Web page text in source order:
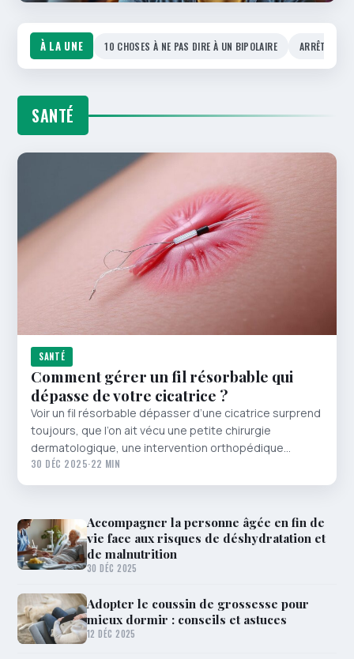
À LA UNE 10 CHOSES À NE PAS DIRE À UN BIPOLAIRE ARRÊT DU
SANTÉ
SANTÉ
Comment gérer un fil résorbable qui
dépasse de votre cicatrice ?
Voir un fil résorbable dépasser d’une cicatrice surprend
toujours, que l’on ait vécu une petite chirurgie
dermatologique, une intervention orthopédique…
30 DÉC 2025·22 MIN
Accompagner la personne âgée en fin de
vie face aux risques de déshydratation et
de malnutrition
30 DÉC 2025
Adopter le coussin de grossesse pour
mieux dormir : conseils et astuces
12 DÉC 2025